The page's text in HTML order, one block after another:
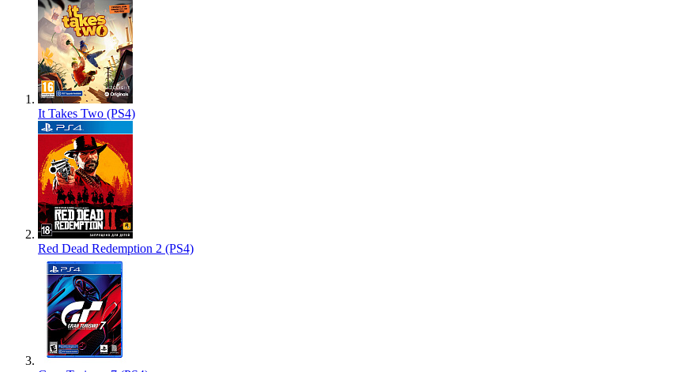
It Takes Two (PS4)
Red Dead Redemption 2 (PS4)